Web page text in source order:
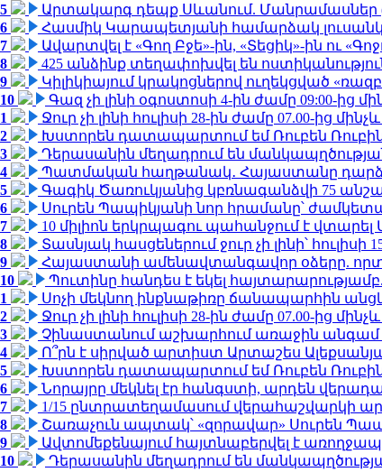
5
Արտակարգ դեպք Սևանում. Մանրամասներ
6
Հասմիկ Կարապետյանի համարձակ
7
Ավարտվել է «Գող Բջե»-ին, «Տեցիկ»-ին ու
8
425 անձինք տեղափոխվել են
9
Կիլիկիայում կրակոցներով ուղեկցված
10
Գազ չի լինի օգոստոսի 4-ին ժամը 09:00-ից
1
Ջուր չի լինի հուլիսի 28-ին ժամը 07.00-ից
2
Խստորեն դատապարտում եմ Ռուբեն
3
Դերասանին մեղադրում են
4
Պատմական հաղթանակ․ Հայաստանը
5
Գագիկ Ծառուկյանից կբռնագանձվի 75
6
Սուրեն Պապիկյանի նոր հրամանը՝
7
10 միլիոն երկրպագու պահանջում է վտարել
8
Տասնյակ հասցեներում ջուր չի լինի՝ հուլիսի
9
Հայաստանի ամենավտանգավոր օձերը.
10
Պուտինը հանդես է եկել
1
Սոչի մեկնող ինքնաթիռը ճանապարհին
2
Ջուր չի լինի հուլիսի 28-ին ժամը 07.00-ից
3
Չինաստանում աշխարհում առաջին
4
Ո՞րն է սիրված արտիստ Արտաշես
5
Խստորեն դատապարտում եմ Ռուբեն
6
Նորայրը մեկնել էր հանգստի, արդեն
7
1/15 ընտրատեղամասում վերահաշվարկի
8
Շառաչուն ապտակ՝ «զորավար» Սուրեն
9
Ավտոմեքենայում հայտնաբերվել է
10
Դերասանին մեղադրում են